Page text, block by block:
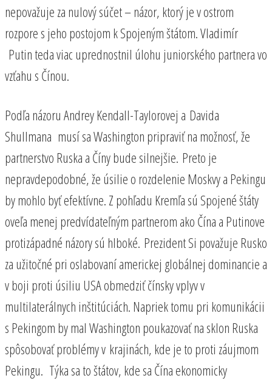
nepovažuje za nulový súčet – názor, ktorý je v ostrom
rozpore s jeho postojom k Spojeným štátom. Vladimír
Putin teda viac uprednostnil úlohu juniorského partnera vo
vzťahu s Čínou.
Podľa názoru Andrey Kendall-Taylorovej a Davida
Shullmana musí sa Washington pripraviť na možnosť, že
partnerstvo Ruska a Číny bude silnejšie. Preto je
nepravdepodobné, že úsilie o rozdelenie Moskvy a Pekingu
by mohlo byť efektívne. Z pohľadu Kremľa sú Spojené štáty
oveľa menej predvídateľným partnerom ako Čína a Putinove
protizápadné názory sú hlboké. Prezident Si považuje Rusko
za užitočné pri oslabovaní americkej globálnej dominancie a
v boji proti úsiliu USA obmedziť čínsky vplyv v
multilaterálnych inštitúciách. Napriek tomu pri komunikácii
s Pekingom by mal Washington poukazovať na sklon Ruska
spôsobovať problémy v krajinách, kde je to proti záujmom
Pekingu. Týka sa to štátov, kde sa Čína ekonomicky